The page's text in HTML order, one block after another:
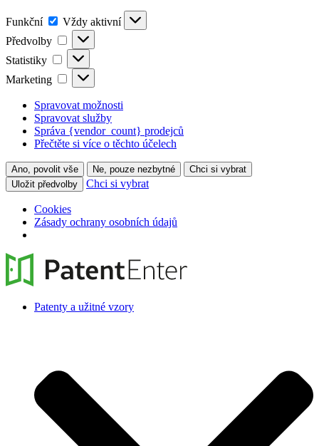
Funkční Funkční
Vždy aktivní
Předvolby
Předvolby
Statistiky Statistiky
Marketing Marketing
Spravovat možnosti
Spravovat služby
Správa {vendor_count} prodejců
Přečtěte si více o těchto účelech
Ano, povolit vše Ne, pouze nezbytné
Chci si vybrat
Uložit předvolby
Chci si vybrat
Cookies
Zásady ochrany osobních údajů
Patenty a užitné vzory